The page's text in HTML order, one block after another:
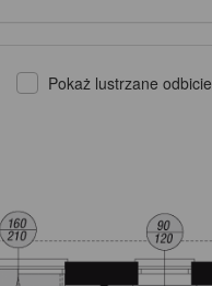
Pokaż lustrzane odbicie